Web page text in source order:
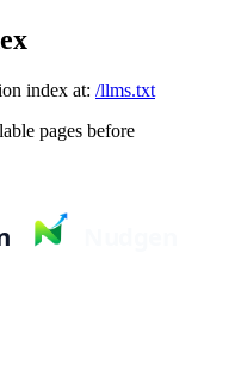
index at: /llms.txt
pages before